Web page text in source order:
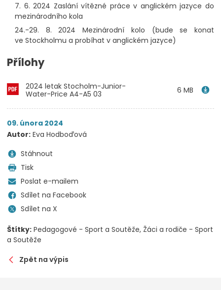
7. 6. 2024 Zaslání vítězné práce v anglickém jazyce do
mezinárodního kola
24.-29. 8. 2024 Mezinárodní kolo (bude se konat
ve Stockholmu a probíhat v anglickém jazyce)
Přílohy
2024 letak Stocholm-Junior-
Water-Price A4-A5 03
6 MB
09. února 2024
Autor: Eva Hodboďová
Stáhnout
Tisk
Poslat e-mailem
Sdílet na Facebook
Sdílet na X
Štítky: Pedagogové - Sport a Soutěže Žáci a rodiče - Sport
a Soutěže
Zpět na výpis